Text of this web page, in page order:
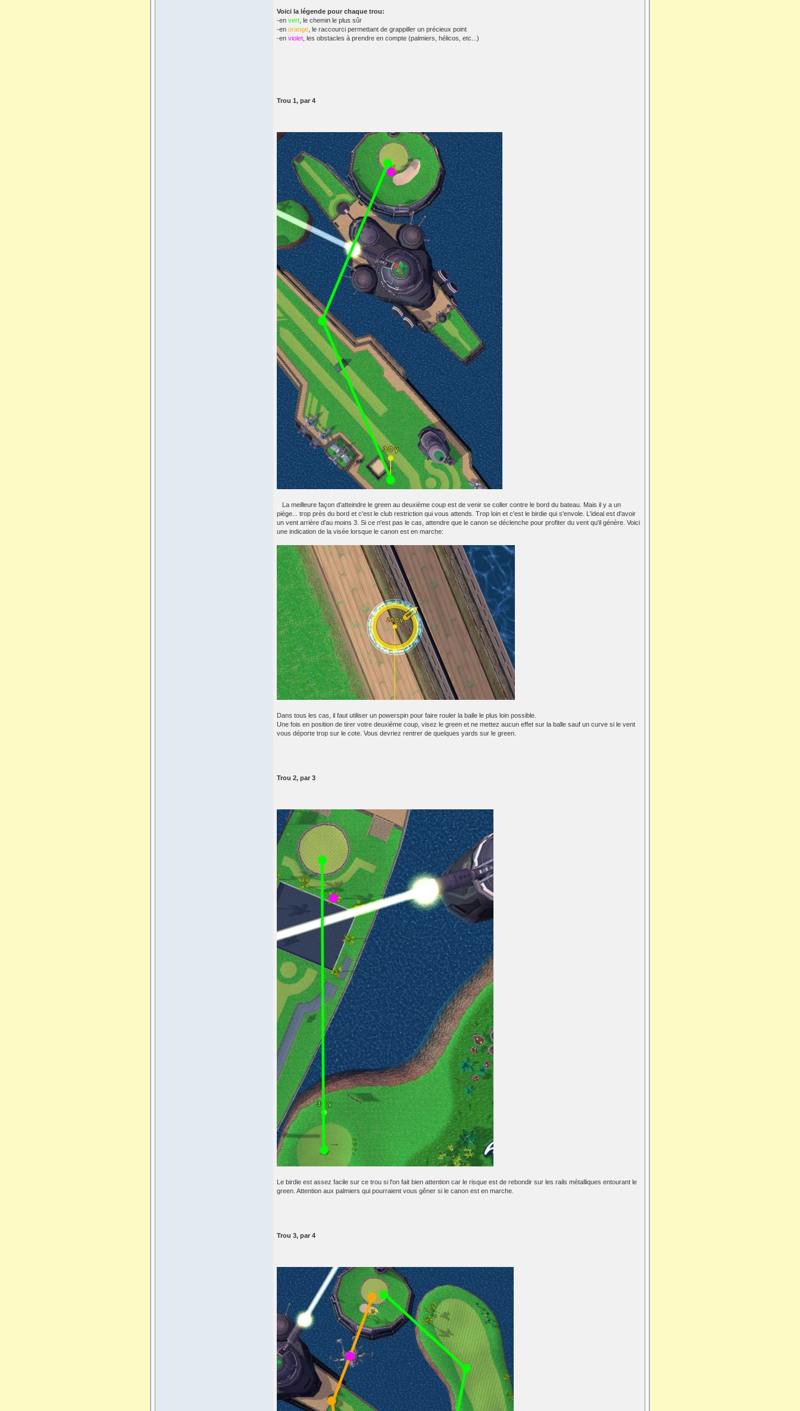
Voici la légende pour chaque trou:
-en vert , le chemin le plus sûr
-en orange , le raccourci permettant de grappiller un précieux point
-en violet , les obstacles à prendre en compte (palmiers, hélicos, etc...)
Trou 1, par 4
La meilleure façon d'atteindre le green au deuxième coup est de venir se coller contre le bord du bateau. Mais il y a un
piège... trop près du bord et c'est le club restriction qui vous attends. Trop loin et c'est le birdie qui s'envole. L'ideal est d'avoir
un vent arrière d'au moins 3. Si ce n'est pas le cas, attendre que le canon se déclenche pour profiter du vent qu'il génère. Voici
une indication de la visée lorsque le canon est en marche:
Dans tous les cas, il faut utiliser un powerspin pour faire rouler la balle le plus loin possible.
Une fois en position de tirer votre deuxième coup, visez le green et ne mettez aucun effet sur la balle sauf un curve si le vent
vous déporte trop sur le cote. Vous devriez rentrer de quelques yards sur le green.
Trou 2, par 3
Le birdie est assez facile sur ce trou si l'on fait bien attention car le risque est de rebondir sur les rails métalliques entourant le
green. Attention aux palmiers qui pourraient vous gêner si le canon est en marche.
Trou 3, par 4